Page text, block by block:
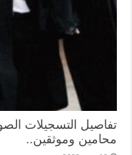
محامين وموثقين..